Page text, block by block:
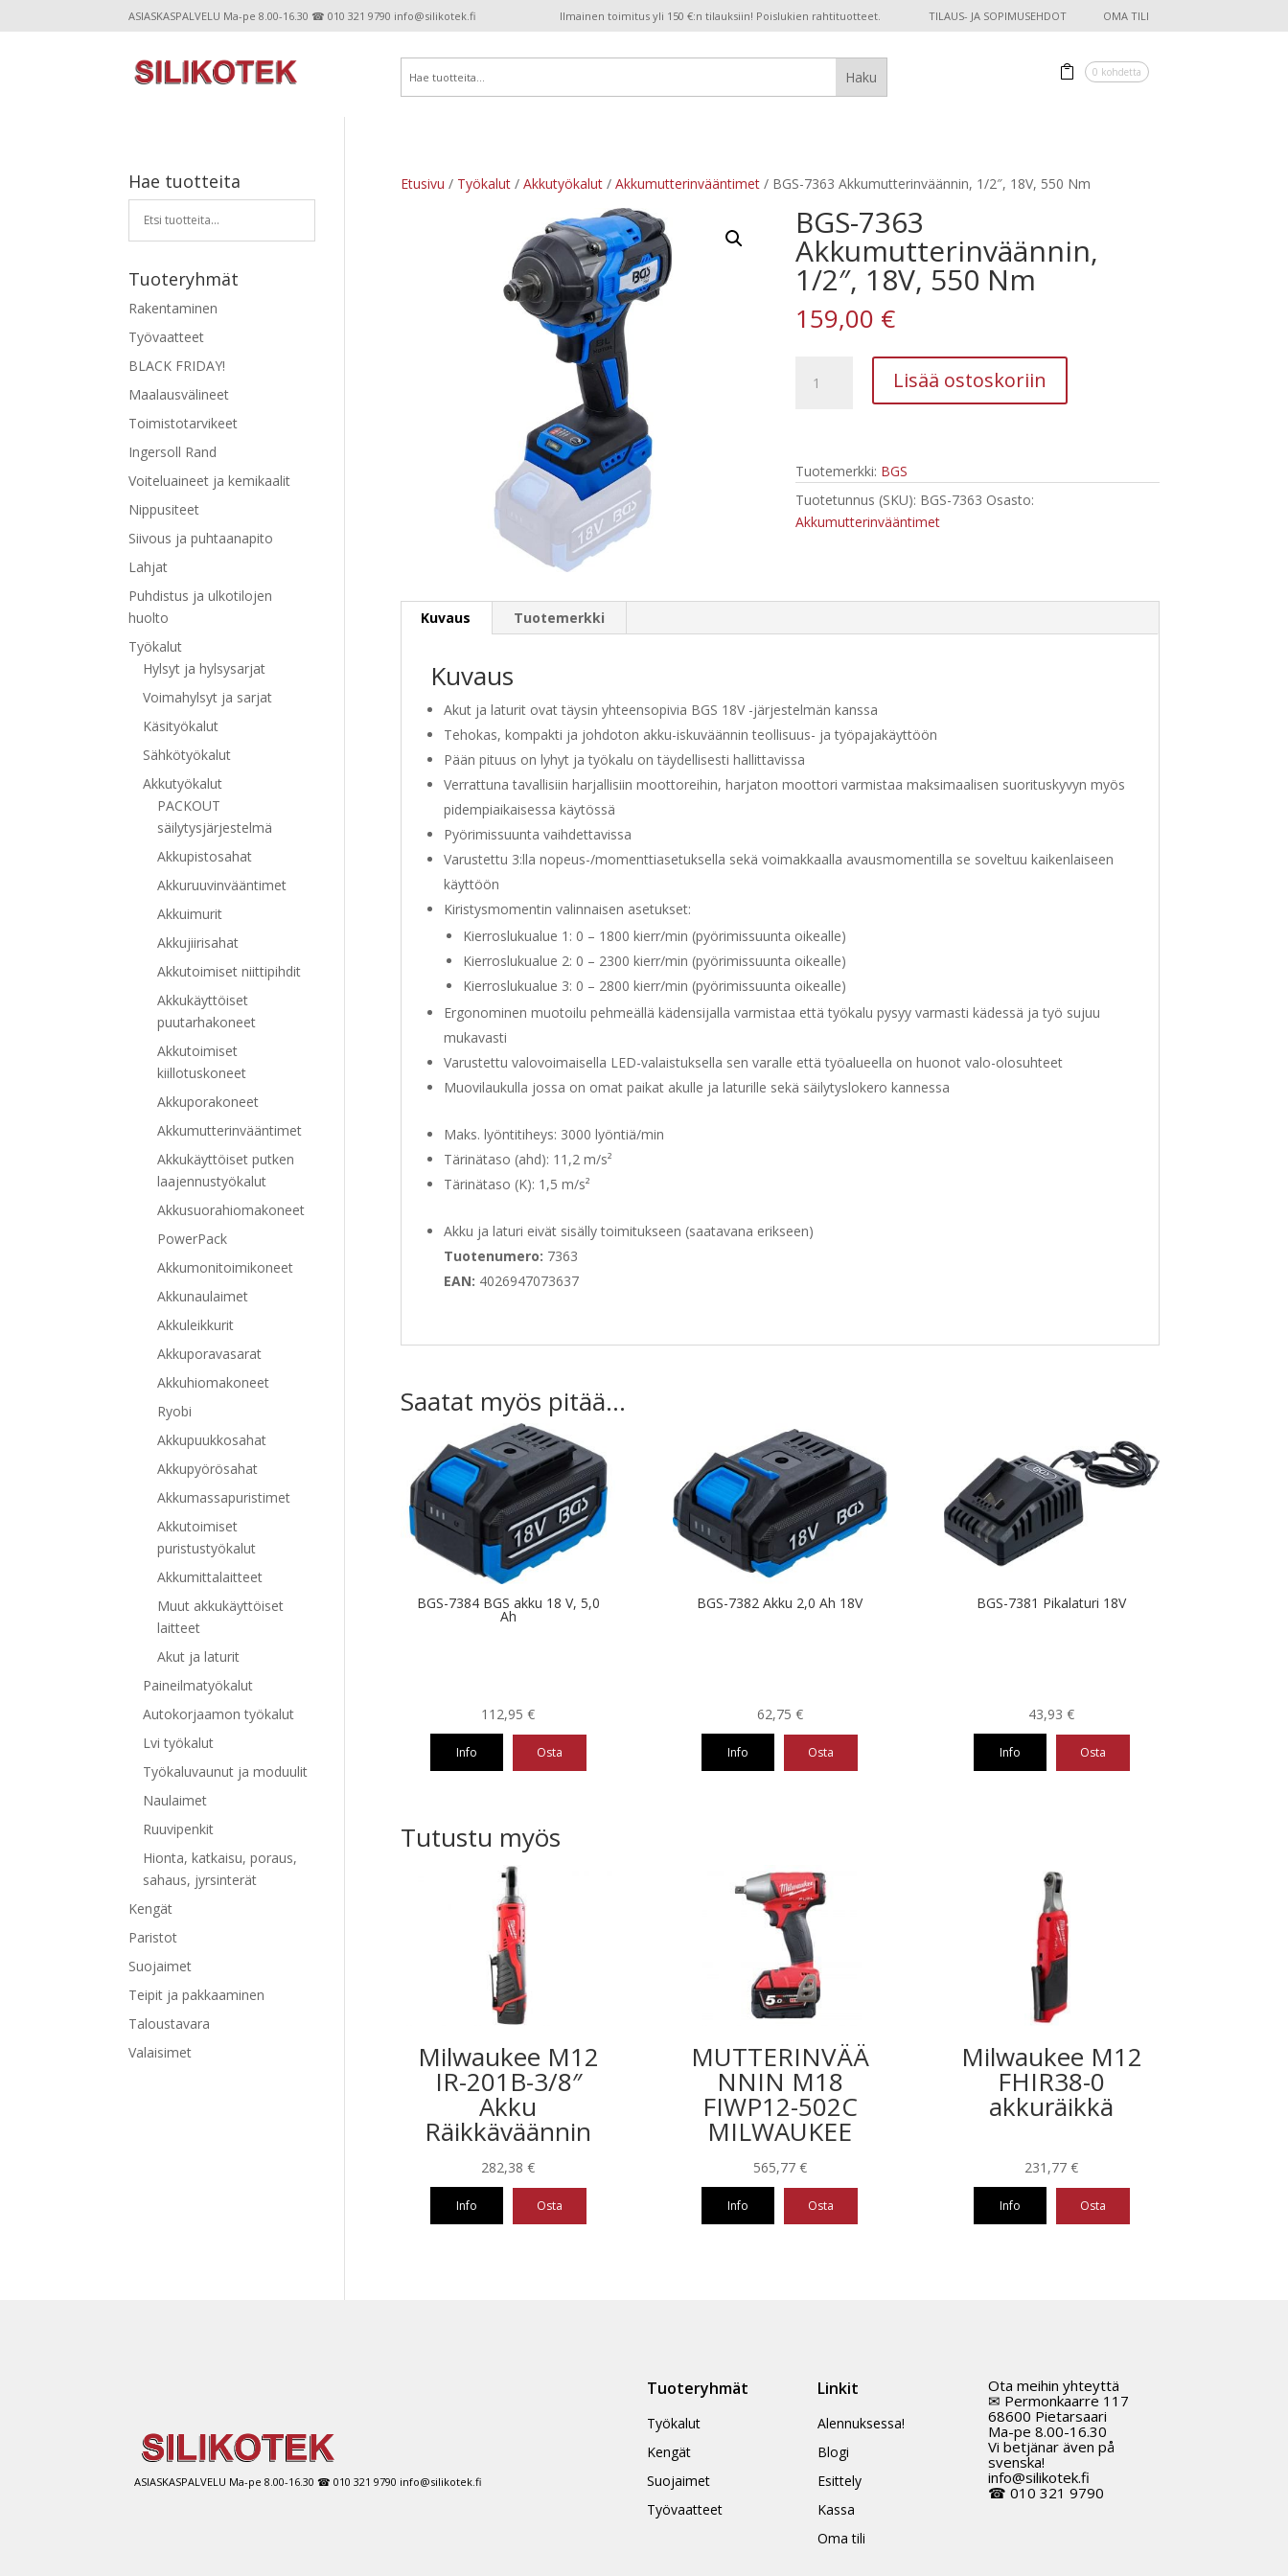
ASIASKASPALVELU Ma-pe 8.00-16.30 ☎ 010 321 9790 info@silikotek.fi Ilmainen toimitus yli 150 €:n tilauksiin! Poislukien rahtituotteet. TILAUS- JA SOPIMUSEHDOT OMA TILI
0 kohdetta
Etusivu / Työkalut/ Akkutyökalut/ Akkumutterinvääntimet/ BGS-7363 Akkumutterinväännin, 1/2″, 18V, 550 Nm
BGS-7363
Akkumutterinväännin,
1/2″, 18V, 550 Nm
159,00 €
7363
Akkumutterinväännin,
550
Nm
määrä
Lisää ostoskoriin
Tuotemerkki: BGS
Tuotetunnus (SKU): BGS-7363 Osasto:
Akkumutterinvääntimet
Kuvaus Tuotemerkki
Kuvaus
Akut ja laturit ovat täysin yhteensopivia BGS 18V -järjestelmän kanssa
Tehokas, kompakti ja johdoton akku-iskuväännin teollisuus- ja työpajakäyttöön
Pään pituus on lyhyt ja työkalu on täydellisesti hallittavissa
Verrattuna tavallisiin harjallisiin moottoreihin, harjaton moottori varmistaa maksimaalisen suorituskyvyn myös
pidempiaikaisessa käytössä
Pyörimissuunta vaihdettavissa
Varustettu 3:lla nopeus-/momenttiasetuksella sekä voimakkaalla avausmomentilla se soveltuu kaikenlaiseen
käyttöön
Kiristysmomentin valinnaisen asetukset:
Kierroslukualue 1: 0 – 1800 kierr/min (pyörimissuunta oikealle)
Kierroslukualue 2: 0 – 2300 kierr/min (pyörimissuunta oikealle)
Kierroslukualue 3: 0 – 2800 kierr/min (pyörimissuunta oikealle)
Ergonominen muotoilu pehmeällä kädensijalla varmistaa että työkalu pysyy varmasti kädessä ja työ sujuu
mukavasti
Varustettu valovoimaisella LED-valaistuksella sen varalle että työalueella on huonot valo-olosuhteet
Muovilaukulla jossa on omat paikat akulle ja laturille sekä säilytyslokero kannessa
Maks. lyöntitiheys: 3000 lyöntiä/min
Tärinätaso (ahd): 11,2 m/s²
Tärinätaso (K): 1,5 m/s²
Akku ja laturi eivät sisälly toimitukseen (saatavana erikseen)
Tuotenumero: 7363
EAN: 4026947073637
Saatat myös pitää...
BGS-7384 BGS akku 18 V, 5,0
Ah
112,95€
Info Osta
BGS-7382 Akku 2,0 Ah 18V
62,75 €
Info Osta
BGS-7381 Pikalaturi 18V
43,93€
Info Osta
Tutustu myös
Milwaukee M12
IR-201B-3/8″
Akku
Räikkäväännin
282,38€
Info Osta
MUTTERINVÄÄ
NNIN M18
FIWP12-502C
MILWAUKEE
565,77 €
Info Osta
Milwaukee M12
FHIR38-0
akkuräikkä
231,77€
Info Osta
Hae tuotteita
Tuoteryhmät
Rakentaminen
Työvaatteet
BLACK FRIDAY!
Maalausvälineet
Toimistotarvikeet
Ingersoll Rand
Voiteluaineet ja kemikaalit
Nippusiteet
Siivous ja puhtaanapito
Lahjat
Puhdistus ja ulkotilojen
huolto
Työkalut
Hylsyt ja hylsysarjat
Voimahylsyt ja sarjat
Käsityökalut
Sähkötyökalut
Akkutyökalut
PACKOUT
säilytysjärjestelmä
Akkupistosahat
Akkuruuvinvääntimet
Akkuimurit
Akkujiirisahat
Akkutoimiset niittipihdit
Akkukäyttöiset
puutarhakoneet
Akkutoimiset
kiillotuskoneet
Akkuporakoneet
Akkumutterinvääntimet
Akkukäyttöiset putken
laajennustyökalut
Akkusuorahiomakoneet
PowerPack
Akkumonitoimikoneet
Akkunaulaimet
Akkuleikkurit
Akkuporavasarat
Akkuhiomakoneet
Ryobi
Akkupuukkosahat
Akkupyörösahat
Akkumassapuristimet
Akkutoimiset
puristustyökalut
Akkumittalaitteet
Muut akkukäyttöiset
laitteet
Akut ja laturit
Paineilmatyökalut
Autokorjaamon työkalut
Lvi työkalut
Työkaluvaunut ja moduulit
Naulaimet
Ruuvipenkit
Hionta, katkaisu, poraus,
sahaus, jyrsinterät
Kengät
Paristot
Suojaimet
Teipit ja pakkaaminen
Taloustavara
Valaisimet
ASIASKASPALVELU Ma-pe 8.00-16.30 ☎ 010 321 9790 info@silikotek.fi
Tuoteryhmät
Työkalut
Kengät
Suojaimet
Työvaatteet
Linkit
Alennuksessa!
Blogi
Esittely
Kassa
Oma tili
Ota meihin yhteyttä
✉ Permonkaarre 117
68600 Pietarsaari
Ma-pe 8.00-16.30
Vi betjänar även på
svenska!
info@silikotek.fi
☎ 010 321 9790